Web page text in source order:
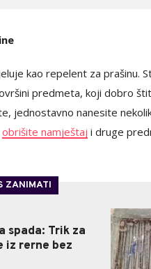
kao repelent za prašinu.
predmeta, koji dobro
jednostavno nanesite
obrišite namještaj i druge
ZANIMATI
spada: Trik za
iz rerne bez